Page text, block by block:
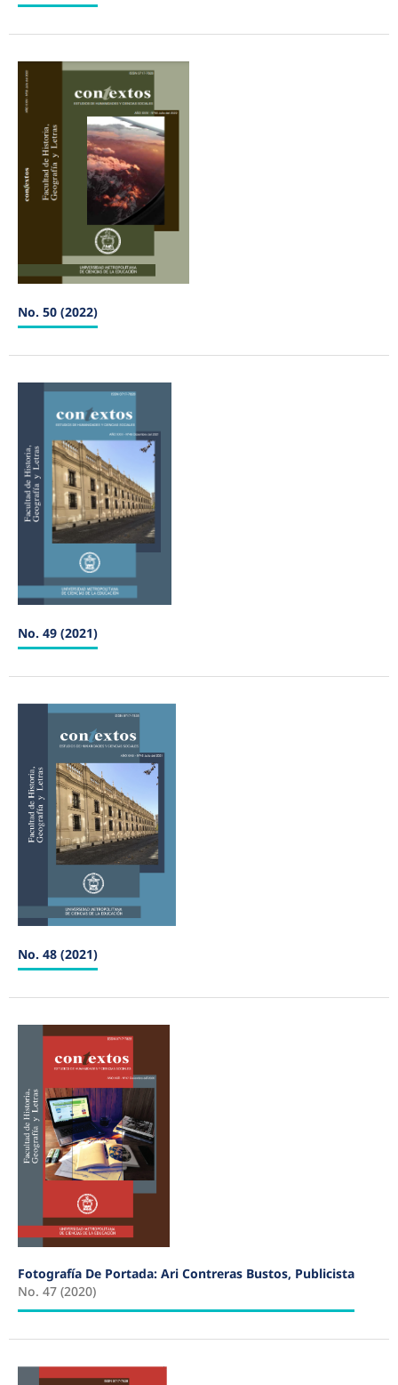
No. 50 (2022)
No. 49 (2021)
No. 48 (2021)
Fotografía De Portada: Ari Contreras Bustos, Publicista
No. 47 (2020)